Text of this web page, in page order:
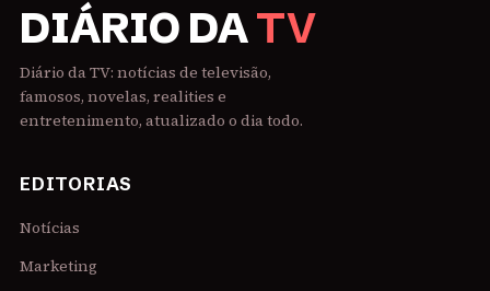
DIÁRIO DATV
Diário da TV: notícias de televisão,
famosos, novelas, realities e
entretenimento, atualizado o dia todo.
EDITORIAS
Notícias
Marketing